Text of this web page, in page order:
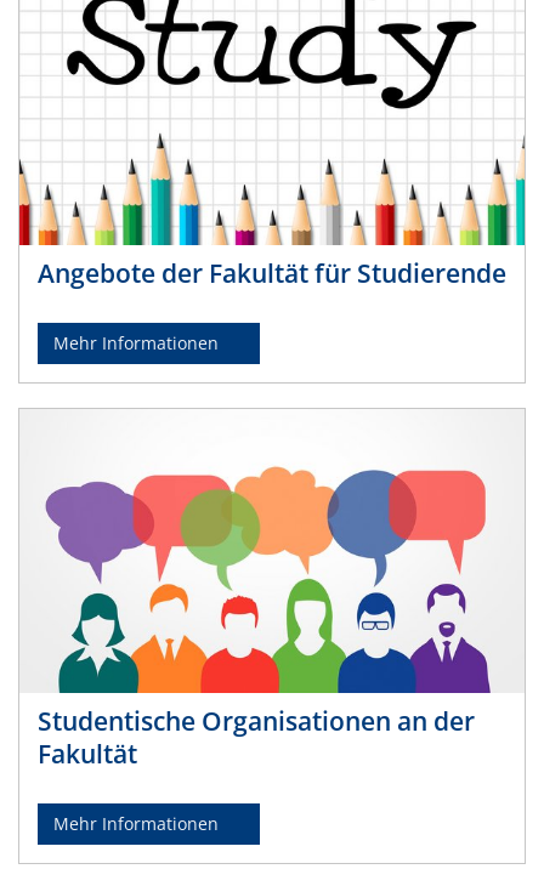
Angebote der Fakultät für Studierende
Mehr Informationen
Studentische Organisationen an der
Fakultät
Mehr Informationen